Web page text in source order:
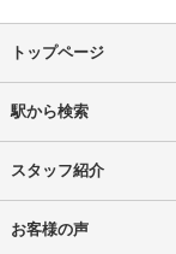
トップページ
駅から検索
スタッフ紹介
お客様の声